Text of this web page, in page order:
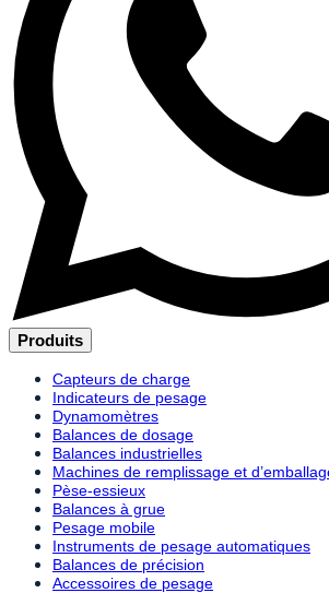
Produits
Capteurs de charge
Indicateurs de pesage
Dynamomètres
Balances de dosage
Balances industrielles
Machines de remplissage et
Pèse-essieux
Balances à grue
Pesage mobile
Instruments de pesage automatiques
Balances de précision
Accessoires de pesage